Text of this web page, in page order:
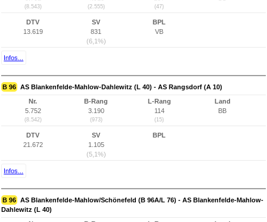
(8.543) (2.555) (47)
DTV
13.619
SV
831
(6,1%)
BPL
VB
Infos...
B 96 AS Blankenfelde-Mahlow-Dahlewitz (L 40) - AS Rangsdorf (A 10)
Nr.
5.752
(8.542)
B-Rang
3.190
(973)
L-Rang
114
(15)
Land
BB
DTV
21.672
SV
1.105
(5,1%)
BPL
Infos...
B 96 AS Blankenfelde-Mahlow/Schönefeld (B 96A/L 76) - AS Blankenfelde-Mahlow-
Dahlewitz (L 40)